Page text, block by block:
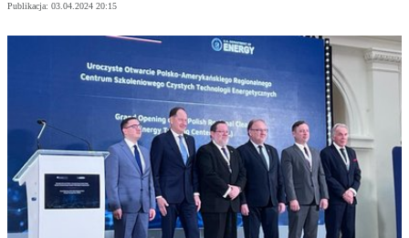
Publikacja: 03.04.2024 20:15